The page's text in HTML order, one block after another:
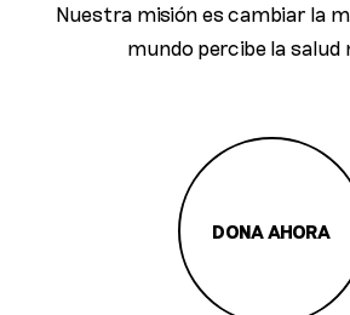
Nuestra misión es cambiar la
mundo percibe la salud
DONA AHORA